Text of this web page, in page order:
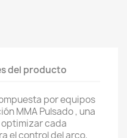
del producto
por equipos
MMA Pulsado , una
cada
el control del arco,
deseos